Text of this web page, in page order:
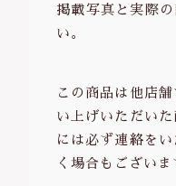
掲載写真と実際
い。
この商品は他店
い上げいただい
には必ず連絡を
く場合もござい